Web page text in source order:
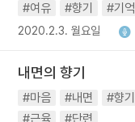
#여유 #향기 #기억
2020.2.3. 월요일
내면의 향기
#마음 #내면 #향기
#근육
#단련